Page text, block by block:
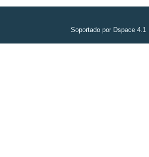
Soportado por Dspace 4.1